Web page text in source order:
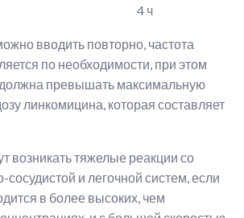
4 ч
вводить повторно, частота
по необходимости, при этом
должна превышать максимальную
линкомицина, которая составляет
возникать тяжелые реакции со
и легочной систем, если
в более высоких, чем